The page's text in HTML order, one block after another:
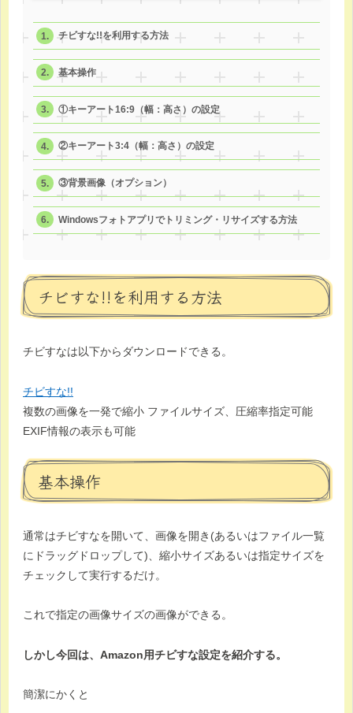
チビすな!!を利用する方法
基本操作
①キーアート16:9（幅：高さ）の設定
②キーアート3:4（幅：高さ）の設定
③背景画像（オプション）
Windowsフォトアプリでトリミング・リサイズする方法
チビすな!!を利用する方法
チビすなは以下からダウンロードできる。
チビすな!!
複数の画像を一発で縮小 ファイルサイズ、圧縮率指定可能
EXIF情報の表示も可能
基本操作
通常はチビすなを開いて、画像を開き(あるいはファイル一覧
にドラッグドロップして)、縮小サイズあるいは指定サイズを
チェックして実行するだけ。
これで指定の画像サイズの画像ができる。
しかし今回は、Amazon用チビすな設定を紹介する。
簡潔にかくと